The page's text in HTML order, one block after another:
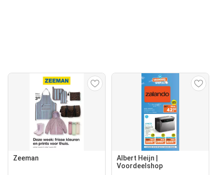
Zeeman
Albert Heijn |
Voordeelshop